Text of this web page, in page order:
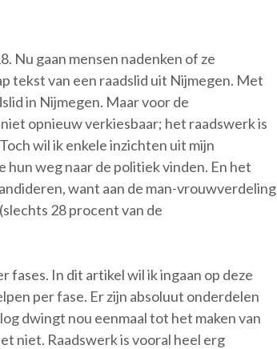
Nu gaan mensen nadenken of ze
tekst van een raadslid uit Nijmegen. Met
in Nijmegen. Maar voor de
opnieuw verkiesbaar; het raadswerk is
wil ik enkele inzichten uit mijn
hun weg naar de politiek vinden. En het
want aan de man-vrouwverdeling
28 procent van de
fases. In dit artikel wil ik ingaan op deze
per fase. Er zijn absoluut onderdelen
dwingt nou eenmaal tot het maken van
niet. Raadswerk is vooral heel erg